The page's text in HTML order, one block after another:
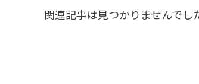
関連記事は見つかりませんでし